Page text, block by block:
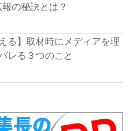
の秘訣とは？
る】取材時にメディアを理
レる３つのこと